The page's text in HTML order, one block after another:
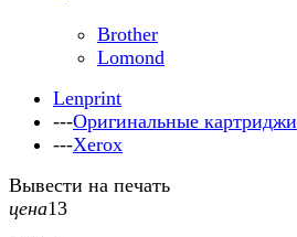
Brother
Lomond
Lenprint
---Оригинальные картриджи
---Xerox
Вывести на печать
цена13